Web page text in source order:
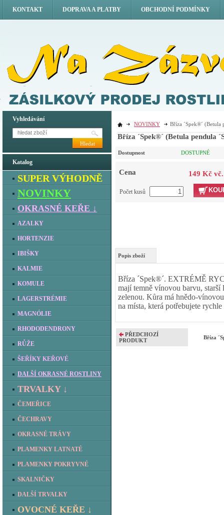
Vyhledávání
Hledat
Katalog
SUPER VÝHODNĚ
NOVINKY
OKRASNÉ KEŘE ↓
AZALKY
HORTENZIE
IBIŠKY
KALMIE
KOMULE
LAGERSTRÉMIE
MAGNÓLIE
RHODODENDRONY
RŮŽE
ŠEŘÍKY KEŘOVÉ
DALŠÍ OKRASNÉ ROSTLINY
TRVALKY ↓
ČEMEŘICE
ČECHRAVY
OKRASNÉ TRÁVY
PLAMENKY LATNATÉ
PLAMENKY POKRYVNÉ
SKALNIČKY
DALŠÍ TRVALKY
OVOCNÉ KEŘE ↓
NOVINKY Bříza ´Spek®´ (Betula
Bříza ´Spek®´ (Betula pendula
Dostupnost DOSTUPNÉ
Cena 149 Kč
Počet kusů
Popis zboží
Bříza ´Spek®´. EXTRÉMĚ
mají temně vínovou barvu, starší
zelenou. Kůra má hnědo-
na místa, která potřebujete
PŘEDCHOZÍ
PRODUKT
Bříza
KONTAKT DOPRAVA A PLATBY OBCHODNÍ PODMÍNKY